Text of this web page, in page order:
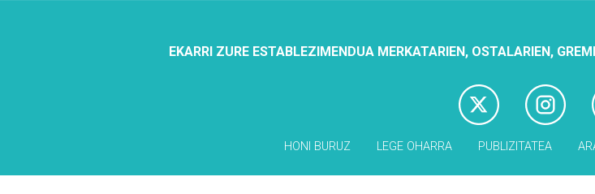
EKARRI ZURE ESTABLEZIMENDUA MERKATARIEN, OSTALARIEN,
HONI BURUZ LEGE OHARRA PUBLIZITATEA